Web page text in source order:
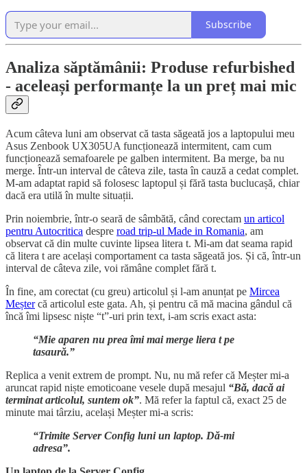
Subscribe
Analiza săptămânii: Produse refurbished
- aceleași performanțe la un preț mai mic
Acum câteva luni am observat că tasta săgeată jos a laptopului meu
Asus Zenbook UX305UA funcționează intermitent, cam cum
funcționează semafoarele pe galben intermitent. Ba merge, ba nu
merge. Într-un interval de câteva zile, tasta în cauză a cedat complet.
M-am adaptat rapid să folosesc laptopul și fără tasta buclucașă, chiar
dacă era utilă în multe situații.
Prin noiembrie, într-o seară de sâmbătă, când corectam un articol
pentru Autocritica despre road trip-ul Made in Romania, am
observat că din multe cuvinte lipsea litera t. Mi-am dat seama rapid
că litera t are același comportament ca tasta săgeată jos. Și că, într-un
interval de câteva zile, voi rămâne complet fără t.
În fine, am corectat (cu greu) articolul și l-am anunțat pe Mircea
Meștercă articolul este gata. Ah, și pentru că mă macina gândul că
încă îmi lipsesc niște “t”-uri prin text, i-am scris exact asta:
“Mie aparen nu prea îmi mai merge liera t pe
tasaură.”
Replica a venit extrem de prompt. Nu, nu mă refer că Meșter mi-a
aruncat rapid niște emoticoane vesele după mesajul “Bă, dacă ai
terminat articolul, suntem ok”. Mă refer la faptul că, exact 25 de
minute mai târziu, același Meșter mi-a scris:
“Trimite Server Config luni un laptop. Dă-mi
adresa”.